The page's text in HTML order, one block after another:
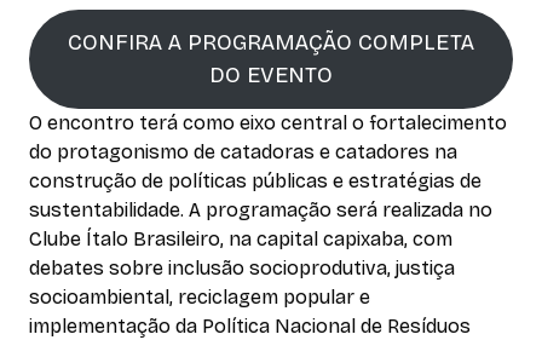
CONFIRA A PROGRAMAÇÃO COMPLETA
DO EVENTO
O encontro terá como eixo central o fortalecimento
do protagonismo de catadoras e catadores na
construção de políticas públicas e estratégias de
sustentabilidade. A programação será realizada no
Clube Ítalo Brasileiro, na capital capixaba, com
debates sobre inclusão socioprodutiva, justiça
socioambiental, reciclagem popular e
implementação da Política Nacional de Resíduos